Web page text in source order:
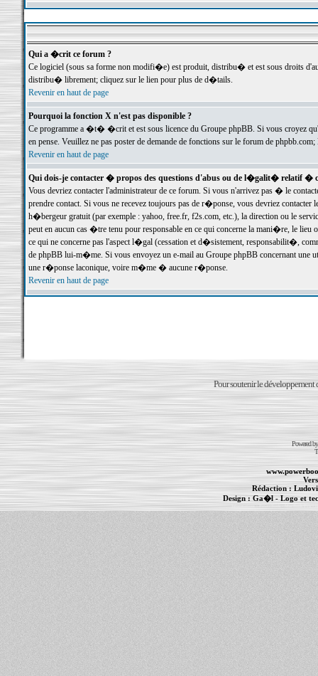
Qui a �crit ce forum ?
Ce logiciel (sous sa forme non modifi�e) est produit, distribu� et est sous droits
distribu� librement; cliquez sur le lien pour plus de d�tails.
Revenir en haut de page
Pourquoi la fonction X n'est pas disponible ?
Ce programme a �t� �crit et est sous licence du Groupe phpBB. Si vous croyez
en pense. Veuillez ne pas poster de demande de fonctions sur le forum de
Revenir en haut de page
Qui dois-je contacter � propos des questions d'abus ou de l�galit� relatif �
Vous devriez contacter l'administrateur de ce forum. Si vous n'arrivez pas � le
prendre contact. Si vous ne recevez toujours pas de r�ponse, vous devriez
h�bergeur gratuit (par exemple : yahoo, free.fr, f2s.com, etc.), la direction ou le
peut en aucun cas �tre tenu pour responsable en ce qui concerne la mani�re, le
ce qui ne concerne pas l'aspect l�gal (cessation et d�sistement, responsabilit�,
de phpBB lui-m�me. Si vous envoyez un e-mail au Groupe phpBB concernant une
une r�ponse laconique, voire m�me � aucune r�ponse.
Revenir en haut de page
Pour soutenir le développement
Powered
Rédaction :
Design :Ga�l- Logo et
Informations :